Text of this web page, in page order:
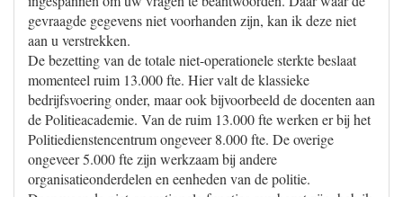
gevraagde gegevens niet voorhanden zijn, kan ik deze niet
aan u verstrekken.
De bezetting van de totale niet-operationele sterkte beslaat
momenteel ruim 13.000 fte. Hier valt de klassieke
bedrijfsvoering onder, maar ook bijvoorbeeld de docenten aan
de Politieacademie. Van de ruim 13.000 fte werken er bij het
Politiedienstencentrum ongeveer 8.000 fte. De overige
ongeveer 5.000 fte zijn werkzaam bij andere
organisatieonderdelen en eenheden van de politie.